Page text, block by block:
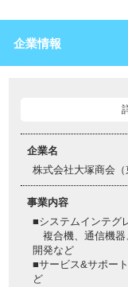
企業情報
企業名
株式会社大塚商会（
事業内容
■システムインテグ
複合機、通信機器
開発など
■サービス&サポー
ど